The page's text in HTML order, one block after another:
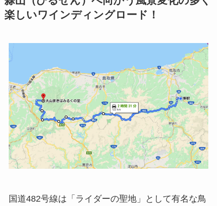
楽しいワインディングロード！
国道482号線は「ライダーの聖地」として有名な鳥